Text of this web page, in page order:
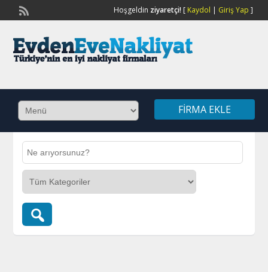
Hoşgeldin ziyaretçi![ Kaydol | Giriş Yap ]
FIRMA EKLE